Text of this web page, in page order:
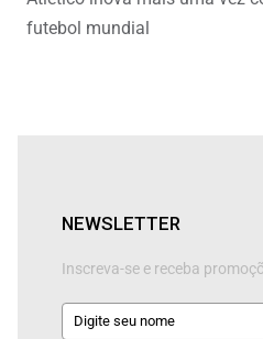
futebol mundial
NEWSLETTER
Inscreva-se e receba